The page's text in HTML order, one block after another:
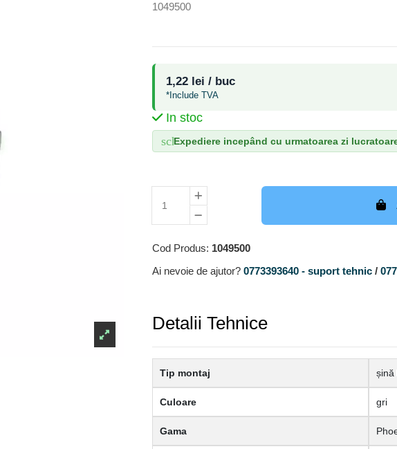
1049500
1,22 lei / buc
*Include TVA
In stoc
schedule
Expediere incepând cu urmatoarea zi
Cod Produs: 1049500
Ai nevoie de ajutor? 0773393640 - suport tehnic /
Detalii Tehnice
Tip montaj șină
Culoare gri
Gama